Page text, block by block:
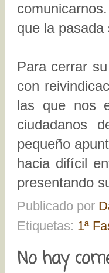
que la pasada
Para cerrar
con
las que nos
ciudadanos
pequeño
hacia difícil
presentando
Publicado por
Etiquetas: 1ª
No hay